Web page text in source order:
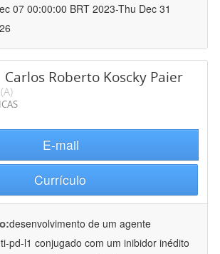
07 00:00:00 BRT 2023-Thu Dec 31
Carlos Roberto Koscky Paier
E-mail
Currículo
desenvolvimento de um agente
pd-l1 conjugado com um inibidor inédito